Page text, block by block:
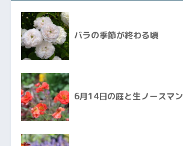
バラの季節が終わる頃
6月14日の庭と生ノースマン